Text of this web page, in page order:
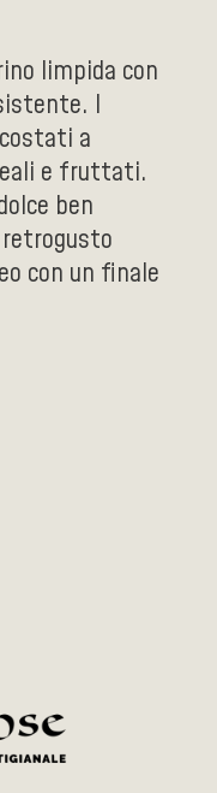
limpida con
I
a
e fruttati.
ben
con un finale